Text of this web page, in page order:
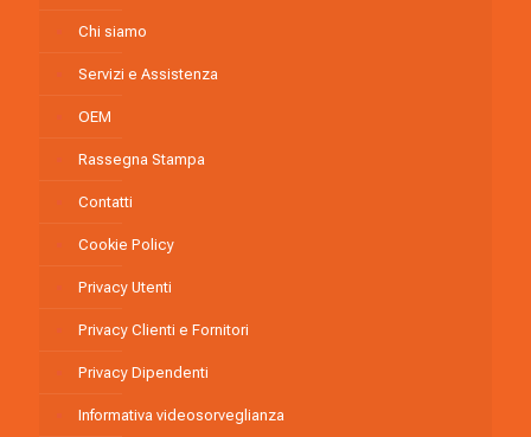
Chi siamo
Servizi e Assistenza
OEM
Rassegna Stampa
Contatti
Cookie Policy
Privacy Utenti
Privacy Clienti e Fornitori
Privacy Dipendenti
Informativa videosorveglianza